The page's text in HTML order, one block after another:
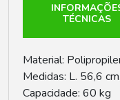
TÉCNICAS
Material:
Medidas: L. 56,6
Capacidade: 60 kg